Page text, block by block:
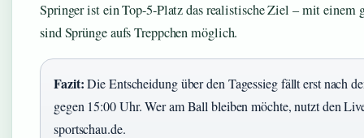
Springer ist ein Top-5-Platz das realistische Ziel – mit einem
sind Sprünge aufs Treppchen möglich.
Fazit:Die Entscheidung über den Tagessieg fällt erst nach
gegen 15:00 Uhr. Wer am Ball bleiben möchte, nutzt den
sportschau.de.